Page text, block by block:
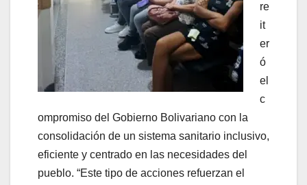
re
it
er
ó
el
c
ompromiso del Gobierno Bolivariano con la
consolidación de un sistema sanitario inclusivo,
eficiente y centrado en las necesidades del
pueblo. “Este tipo de acciones refuerzan el